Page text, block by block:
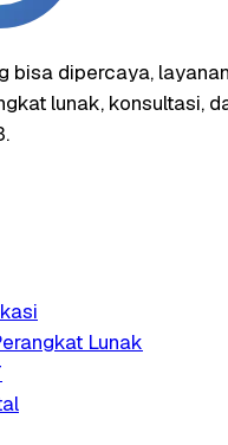
bisa dipercaya,
lunak, konsultasi,
Lunak